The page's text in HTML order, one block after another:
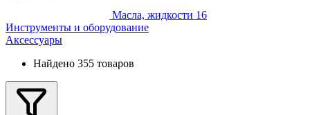
Масла, жидкости 16
Инструменты и оборудование
Аксессуары
Найдено 355 товаров